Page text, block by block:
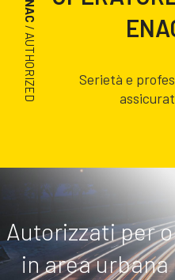
ENAC
/ AUTHORIZED
Serietà e
Autorizzati per
in area urbana